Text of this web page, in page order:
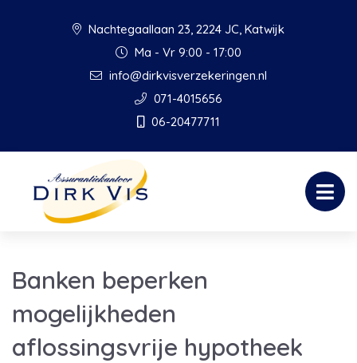
Nachtegaallaan 23, 2224 JC, Katwijk
Ma - Vr 9:00 - 17:00
info@dirkvisverzekeringen.nl
071-4015656
06-20477711
Banken beperken
mogelijkheden
aflossingsvrije hypotheek